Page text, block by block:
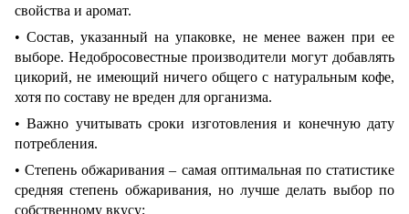
свойства и аромат.
• Состав, указанный на упаковке, не менее важен при ее
выборе. Недобросовестные производители могут добавлять
цикорий, не имеющий ничего общего с натуральным кофе,
хотя по составу не вреден для организма.
• Важно учитывать сроки изготовления и конечную дату
потребления.
• Степень обжаривания – самая оптимальная по статистике
средняя степень обжаривания, но лучше делать выбор по
собственному вкусу;